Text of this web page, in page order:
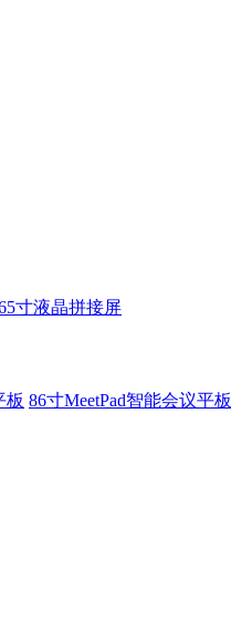
寸液晶拼接屏
板 86寸MeetPad智能会议平板